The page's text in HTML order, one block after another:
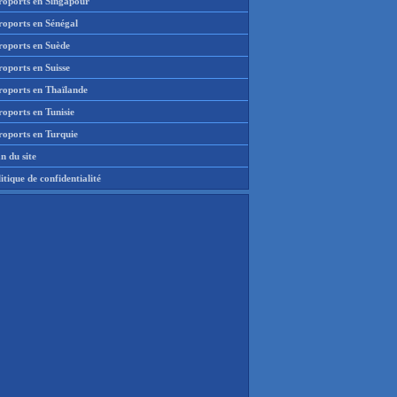
en Sénégal
en Suède
en Suisse
en Thaïlande
en Tunisie
en Turquie
du site
de confidentialité